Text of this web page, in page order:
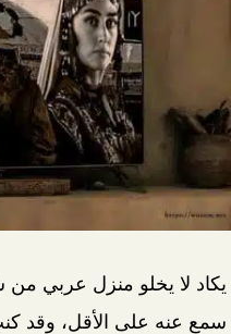
يكاد لا يخلو منزل عربي
سمع عنه على الأقل، وقد